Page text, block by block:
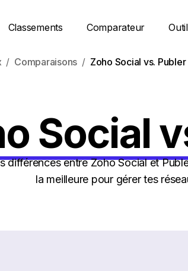
Classements Comparateur
Comparaisons Zoho Social vs. Publer
Social
différences entre Zoho Social et
la meilleure pour gérer tes